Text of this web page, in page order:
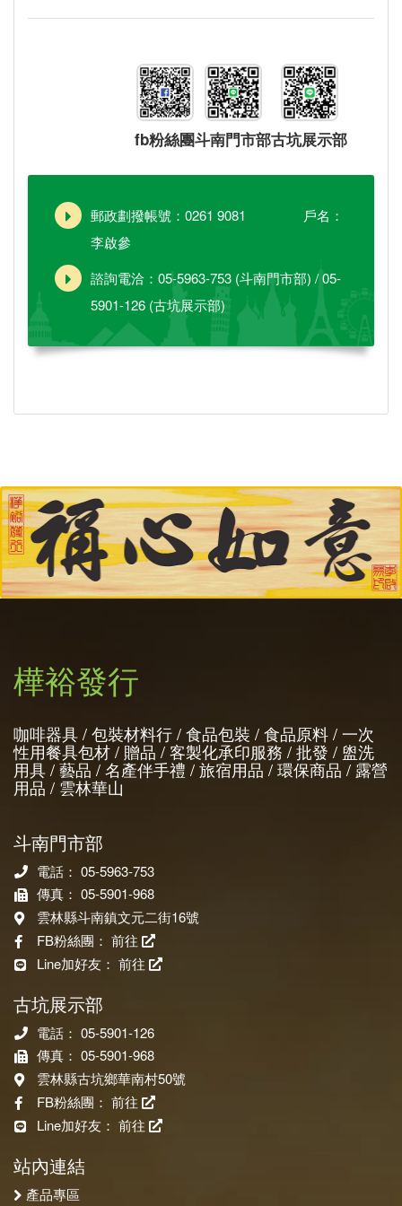
fb粉絲團斗南門市部古坑展示部
郵政劃撥帳號：0261 9081 戶名：
李啟參
諮詢電洽：05-5963-753 (斗南門市部) / 05-
5901-126 (古坑展示部)
樺裕發行
咖啡器具 / 包裝材料行 / 食品包裝 / 食品原料 / 一次
性用餐具包材 / 贈品 / 客製化承印服務 / 批發 / 盥洗
用具 / 藝品 / 名產伴手禮 / 旅宿用品 / 環保商品 / 露營
用品 / 雲林華山
斗南門市部
電話： 05-5963-753
傳真： 05-5901-968
雲林縣斗南鎮文元二街16號
FB粉絲團： 前往
Line加好友： 前往
古坑展示部
電話： 05-5901-126
傳真： 05-5901-968
雲林縣古坑鄉華南村50號
FB粉絲團： 前往
Line加好友： 前往
站內連結
產品專區